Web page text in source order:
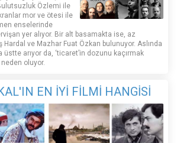
Özlemi ile
mor ve ötesi ile
enselerinde
yer alıyor. Bir alt basamakta ise, az
Hardal ve Mazhar Fuat Özkan bulunuyor. Aslında
üstte arıyor da, ‘ticaret’in dozunu kaçırmak
oluyor.
EN İYİ FİLMİ HANGİSİ